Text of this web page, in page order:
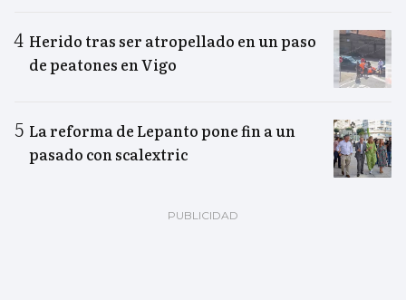
Herido tras ser atropellado en un paso
de peatones en Vigo
La reforma de Lepanto pone fin a un
pasado con scalextric